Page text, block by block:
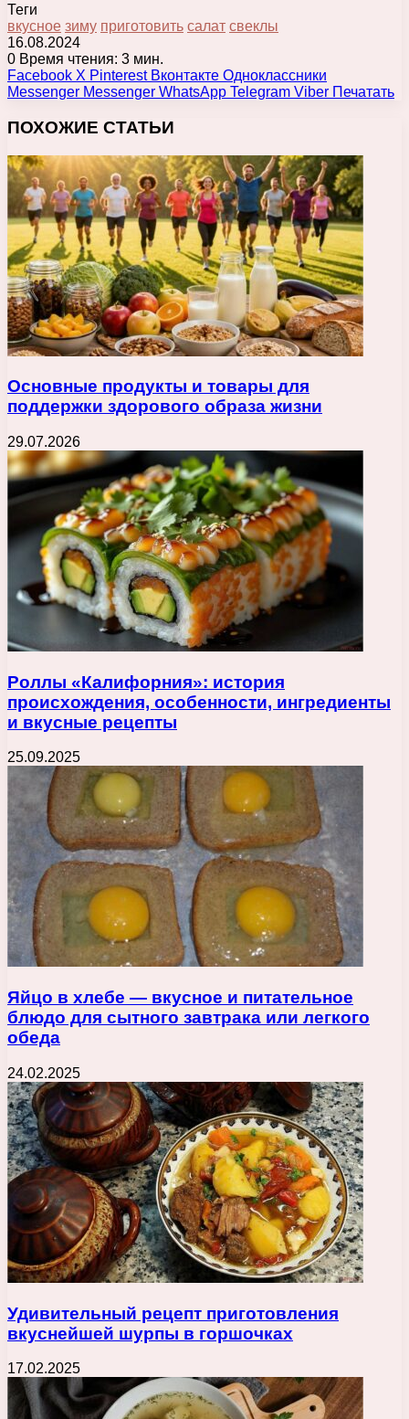
Теги
вкусное зиму приготовить салат свеклы
16.08.2024
0 Время чтения: 3 мин.
Facebook X Pinterest Вконтакте Одноклассники
Messenger Messenger WhatsApp Telegram Viber Печатать
ПОХОЖИЕ СТАТЬИ
Основные продукты и товары для
поддержки здорового образа жизни
29.07.2026
Роллы «Калифорния»: история
происхождения, особенности, ингредиенты
и вкусные рецепты
25.09.2025
Яйцо в хлебе — вкусное и питательное
блюдо для сытного завтрака или легкого
обеда
24.02.2025
Удивительный рецепт приготовления
вкуснейшей шурпы в горшочках
17.02.2025